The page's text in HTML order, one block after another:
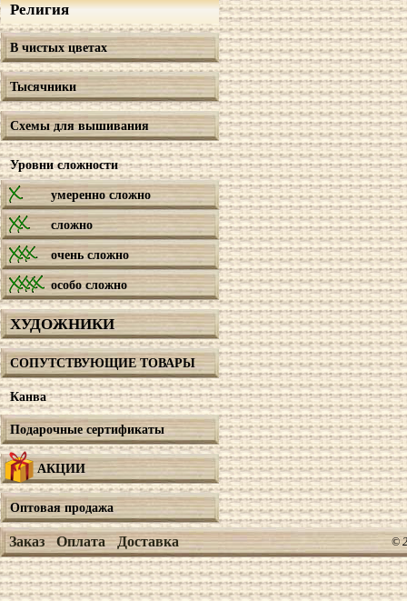
Религия
В чистых цветах
Тысячники
Схемы для вышивания
Уровни сложности
умеренно сложно
сложно
очень сложно
особо сложно
ХУДОЖНИКИ
СОПУТСТВУЮЩИЕ ТОВАРЫ
Канва
Подарочные сертификаты
АКЦИИ
Оптовая продажа
Заказ Оплата Доставка ©